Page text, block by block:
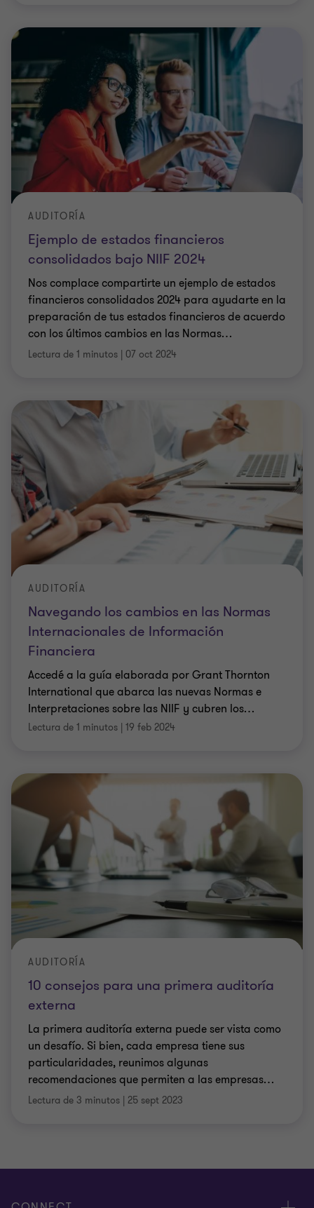
Ejemplo de estados financieros
consolidados bajo NIIF 2024
AUDITORÍA
Nos complace compartirte un ejemplo de estados
financieros consolidados 2024 para ayudarte en la
preparación de tus estados financieros de acuerdo
con los últimos cambios en las Normas…
Lectura de 1 minutos | 07 oct 2024
Navegando los cambios en las Normas
Internacionales de Información
Financiera
AUDITORÍA
Accedé a la guía elaborada por Grant Thornton
International que abarca las nuevas Normas e
Interpretaciones sobre las NIIF y cubren los…
Lectura de 1 minutos | 19 feb 2024
10 consejos para una primera auditoría
externa
AUDITORÍA
La primera auditoría externa puede ser vista como
un desafío. Si bien, cada empresa tiene sus
particularidades, reunimos algunas
recomendaciones que permiten a las empresas…
Lectura de 3 minutos | 25 sept 2023